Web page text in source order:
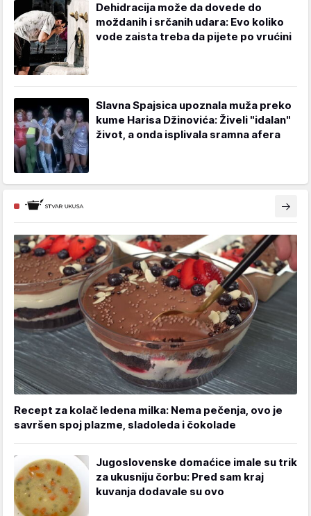
Dehidracija može da dovede do
moždanih i srčanih udara: Evo koliko
vode zaista treba da pijete po vrućini
Slavna Spajsica upoznala muža preko
kume Harisa Džinovića: Živeli "idalan"
život, a onda isplivala sramna afera
Recept za kolač ledena milka: Nema pečenja, ovo je
savršen spoj plazme, sladoleda i čokolade
Jugoslovenske domaćice imale su trik
za ukusniju čorbu: Pred sam kraj
kuvanja dodavale su ovo